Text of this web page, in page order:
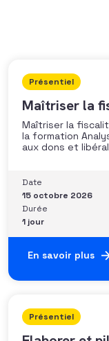
Présentiel
Maîtriser la
Maîtriser la
la formation
aux dons et
situations
Compétences et
Date
15 octobre 2026
Durée
1 jour
En savoir plus
Présentiel